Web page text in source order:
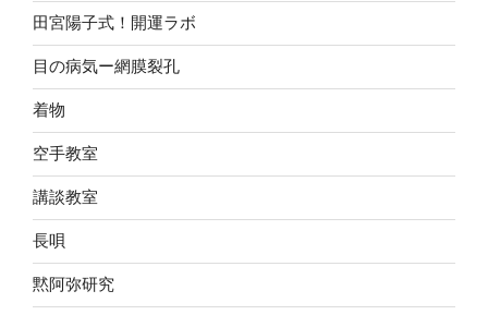
田宮陽子式！開運ラボ
目の病気ー網膜裂孔
着物
空手教室
講談教室
長唄
黙阿弥研究